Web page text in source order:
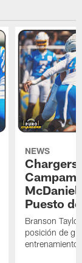
NEWS
Chargers
Puesto
Branson
posición de
entrenamiento